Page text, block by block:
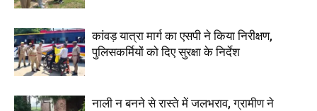
कांवड़ यात्रा मार्ग का एसपी ने किया निरीक्षण,
पुलिसकर्मियों को दिए सुरक्षा के निर्देश
नाली न बनने से रास्ते में जलभराव, ग्रामीण ने